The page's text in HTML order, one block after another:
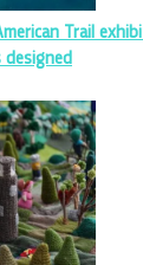
Trail